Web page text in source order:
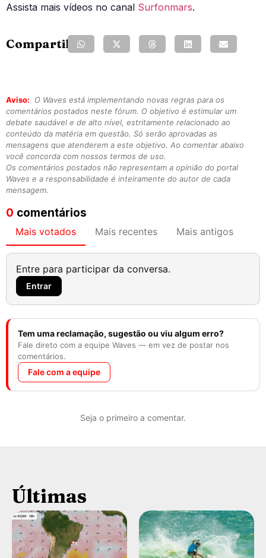
Assista mais vídeos no canal Surfonmars.
Compartilhe:
Aviso:
O Waves está implementando novas regras para os
comentários postados neste fórum. O objetivo é estimular um
debate saudável e de alto nível, estritamente relacionado ao
conteúdo da matéria em questão. Só serão aprovadas as
mensagens que atenderem a este objetivo. Ao comentar abaixo
você concorda com nossos termos de uso.
Os comentários postados não representam a opinião do portal
Waves e a responsabilidade é inteiramente do autor de cada
mensagem.
0 comentários
Mais votados Mais recentes Mais antigos
Entre para participar da conversa.
Entrar
Tem uma reclamação, sugestão ou viu algum erro?
Fale direto com a equipe Waves — em vez de postar nos
comentários.
Fale com a equipe
Seja o primeiro a comentar.
Últimas